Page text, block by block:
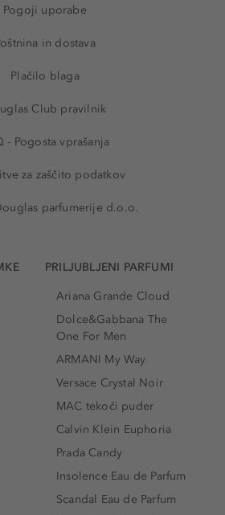
Pogoji uporabe
in dostava
Plačilo blaga
Club pravilnik
- Pogosta vprašanja
za zaščito podatkov
parfumerije d.o.o.
PRILJUBLJENI PARFUMI
Ariana Grande Cloud
Dolce&Gabbana The
One For Men
ARMANI My Way
Versace Crystal Noir
MAC tekoči puder
Calvin Klein Euphoria
Prada Candy
Insolence Eau de Parfum
Scandal Eau de Parfum